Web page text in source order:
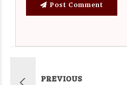
Post Comment
PREVIOUS